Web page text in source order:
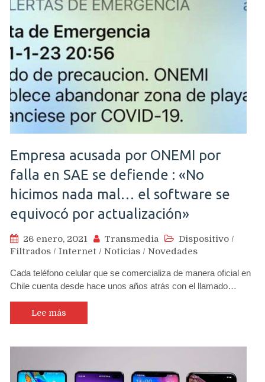
Empresa acusada por ONEMI por
falla en SAE se defiende : «No
hicimos nada mal… el software se
equivocó por actualización»
26 enero, 2021 Transmedia Dispositivo /
Filtrados / Internet / Noticias / Novedades
Cada teléfono celular que se comercializa de manera oficial en
Chile cuenta desde hace unos años atrás con el llamado…
Lee más